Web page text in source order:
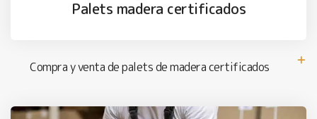
Palets madera certificados
Compra y venta de palets de madera certificados